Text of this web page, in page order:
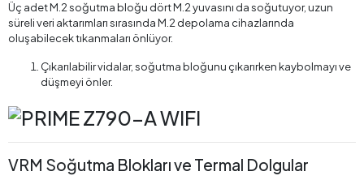
Üç adet M.2 soğutma bloğu dört M.2 yuvasını da soğutuyor, uzun
süreli veri aktarımları sırasında M.2 depolama cihazlarında
oluşabilecek tıkanmaları önlüyor.
Çıkarılabilir vidalar, soğutma bloğunu çıkarırken kaybolmayı ve
düşmeyi önler.
VRM Soğutma Blokları ve Termal Dolgular